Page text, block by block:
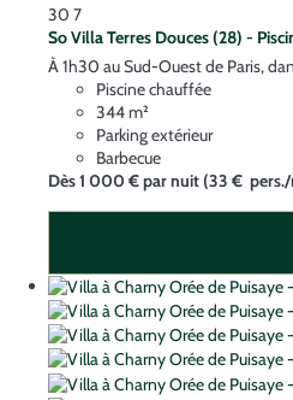
30 7
So Villa Terres Douces (28) -
À 1h30 au Sud-Ouest de Paris,
Piscine chauffée
344 m²
Parking extérieur
Barbecue
Dès1 000 €par nuit(33 €